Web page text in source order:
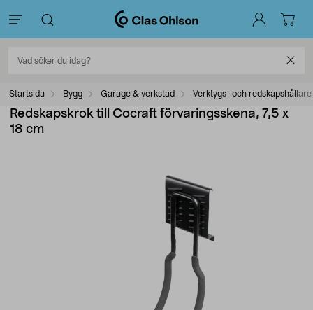
Startsida Bygg Garage & verkstad Verktygs- och redskapshållare
Redskapskrok till Cocraft förvaringsskena, 7,5 x
18 cm